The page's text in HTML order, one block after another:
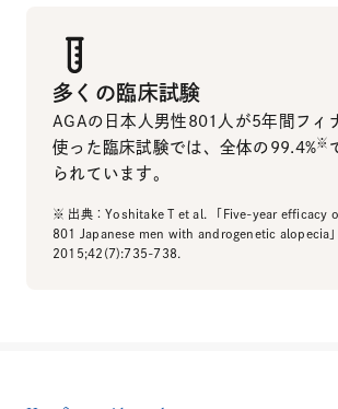
多くの臨床試験
AGAの日本人男性801人が5年間フィ
使った臨床試験では、全体の99.4%※
られています。
※ 出典：Yoshitake T et al. 「Five-year efficacy
801 Japanese men with androgenetic alopecia
2015;42(7):735-738.